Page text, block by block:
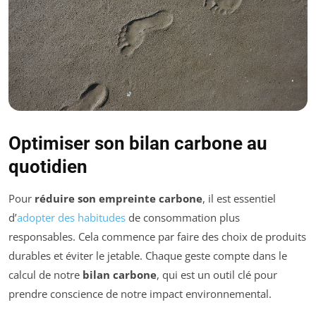
Optimiser son bilan carbone au
quotidien
Pour réduire son empreinte carbone, il est essentiel
d’adopter des habitudes de consommation plus
responsables. Cela commence par faire des choix de produits
durables et éviter le jetable. Chaque geste compte dans le
calcul de notre bilan carbone, qui est un outil clé pour
prendre conscience de notre impact environnemental.